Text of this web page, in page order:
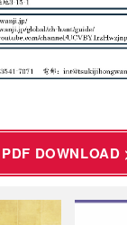
PDF DOWNLOAD